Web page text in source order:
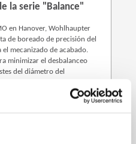
la serie "Balance"
en Hanover, Wohlhaupter
de boreado de precisión del
mecanizado de acabado.
minimizar el desbalanceo
del diámetro del